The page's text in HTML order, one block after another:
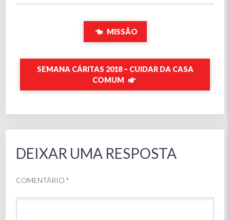
MISSÃO
SEMANA CÁRITAS 2018 – CUIDAR DA CASA
COMUM
DEIXAR UMA RESPOSTA
COMENTÁRIO*